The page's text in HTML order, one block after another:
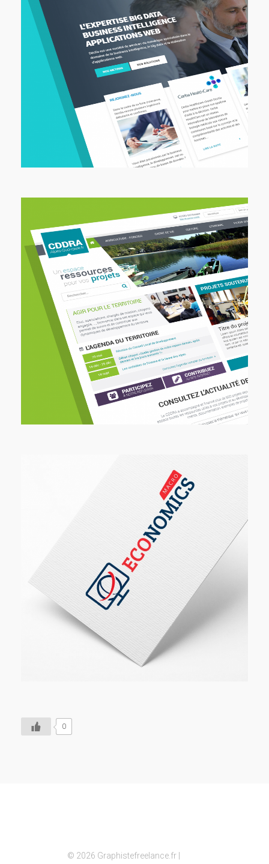
0
© 2026 Graphistefreelance.fr |